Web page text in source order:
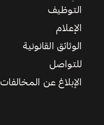
التوظيف
الإعلام
الوثائق القانونية
للتواصل
الإبلاغ عن المخالفات